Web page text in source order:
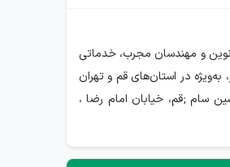
از تکنولوژی‌های نوین و مهندسان مجرب، خدماتی
در استان‌های قم و تهران
، خیابان محمود نوریان(مسجد الرضا) پلاک 46آدرس دفتر قم گروه مهندسین سام ;قم، خیابان امام رضا ،